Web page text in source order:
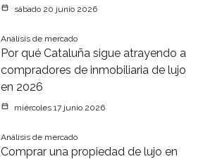
sábado 20 junio 2026
Análisis de mercado
Por qué Cataluña sigue atrayendo a
compradores de inmobiliaria de lujo
en 2026
miércoles 17 junio 2026
Análisis de mercado
Comprar una propiedad de lujo en